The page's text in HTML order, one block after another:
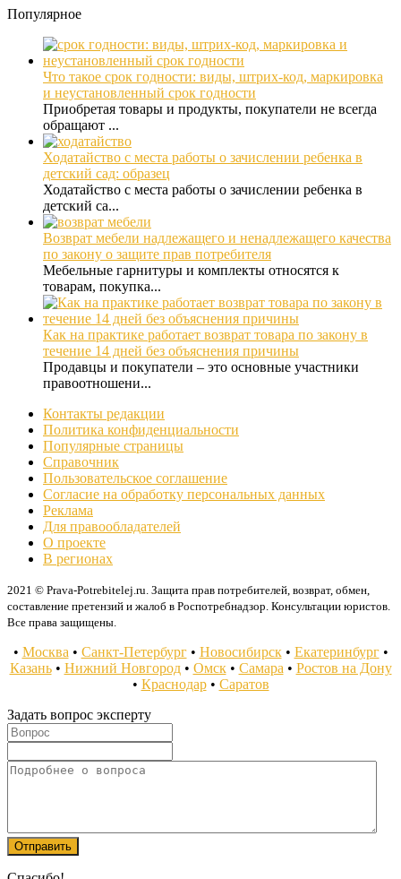
Популярное
Что такое срок годности: виды, штрих-код, маркировка
и неустановленный срок годности
Приобретая товары и продукты, покупатели не всегда
обращают ...
Ходатайство с места работы о зачислении ребенка в
детский сад: образец
Ходатайство с места работы о зачислении ребенка в
детский са...
Возврат мебели надлежащего и ненадлежащего качества
по закону о защите прав потребителя
Мебельные гарнитуры и комплекты относятся к
товарам, покупка...
Как на практике работает возврат товара по закону в
течение 14 дней без объяснения причины
Продавцы и покупатели – это основные участники
правоотношени...
Контакты редакции
Политика конфиденциальности
Популярные страницы
Справочник
Пользовательское соглашение
Согласие на обработку персональных данных
Реклама
Для правообладателей
О проекте
В регионах
2021 © Prava-Potrebitelej.ru. Защита прав потребителей, возврат, обмен,
составление претензий и жалоб в Роспотребнадзор. Консультации юристов.
Все права защищены.
• Москва• Санкт-Петербург• Новосибирск• Екатеринбург•
Казань• Нижний Новгород• Омск• Самара• Ростов на Дону
• Краснодар• Саратов
Задать вопрос эксперту